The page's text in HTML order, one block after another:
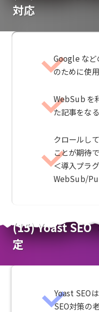
対応
Google など
のために使
WebSub を
た記事をな
クロールし
ことが期待
＜導入プラ
WebSub/
(15) Yoast SEO
定
Yoast SEO
SEO対策の